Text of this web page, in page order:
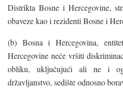
Distrikta Bosne i Hercegovine,
obaveze kao i rezidenti Bosne i
(b) Bosna i Hercegovina,
Hercegovine neće vršiti
obliku, uključujući ali ne i
državljanstvo, sedište odnosno